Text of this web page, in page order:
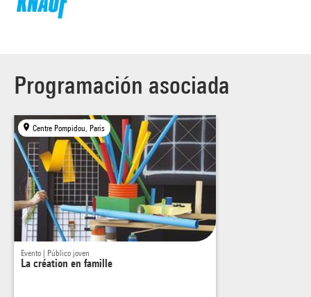
Programación asociada
Centre Pompidou, Paris
Evento | Público joven
La création en famille